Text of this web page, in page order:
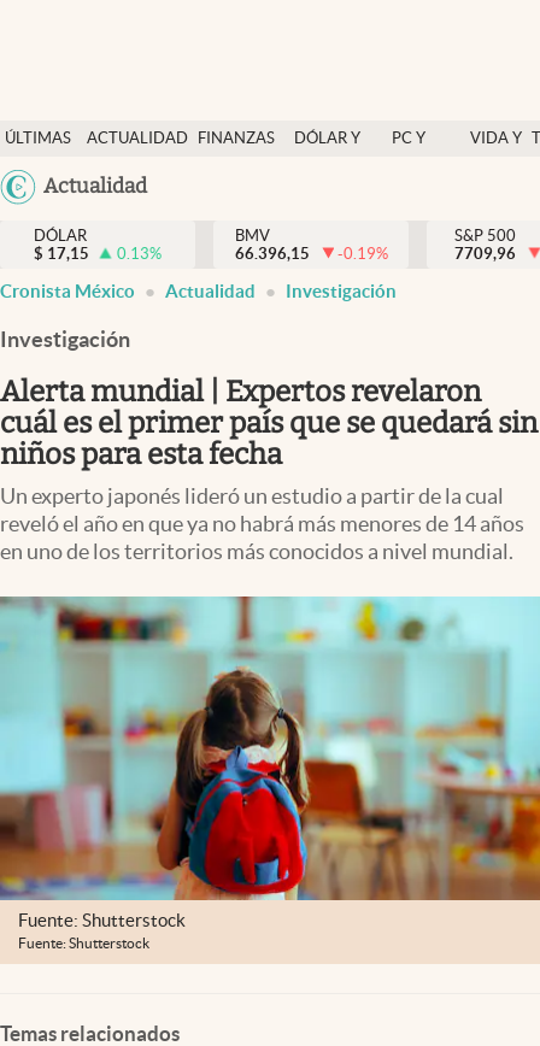
ÚLTIMAS
NOTICIAS
ACTUALIDAD
FINANZAS
DÓLAR Y
PC Y
VIDA Y
México
Actualidad
Actualidad
Finanzas y economía
Dólar y mercados
Pc y celular
Vida y estilo
Tv
Clima
Espiritualidad
Mediakit
México
DÓLAR
$ 17,15 0.13%
BMV
66.396,15
-0.19%
S&P 500
7709,96
Cronista México Actualidad Investigación
Investigación
Alerta mundial | Expertos revelaron
cuál es el primer país que se quedará sin
niños para esta fecha
Un experto japonés lideró un estudio a partir de la cual
reveló el año en que ya no habrá más menores de 14 años
en uno de los territorios más conocidos a nivel mundial.
Fuente: Shutterstock
Fuente: Shutterstock
Temas relacionados